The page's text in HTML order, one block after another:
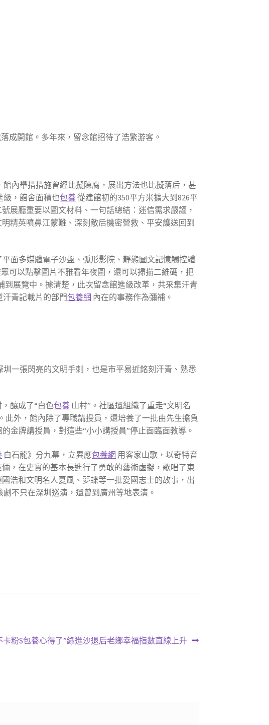
成開館。多年來，留念館招待了浩繁游客。
內舉措措施曾經比擬陳腐，展出方法也比擬落后，甚
級，館舍面積也包養從建館初的350平方米擴大到826平
展廳重要以圖文材料、一句話總結：迷信需求嚴謹，
精英噴鼻江蒙難、深刻敵后機密營救、平安護送回到
平面多媒體電子沙盤、弧形影院、靜態圖文記憶觸控體
可以點擊圖片不雅看年夜圖，還可以掃描二維碼，把
到展覽中。據清楚，此次留念館進級改革，共采集汗青
汗青記載片的部門包養網 內在的事務作為彌補。
圳一張閃亮的文明手刺，也是市平易近銘刻汗青、熟悉
釀成了“白色包養 山村”。社區還組織了重走“文明名
外，館內除了專職講授員，還培養了一批由先生擔負
金牌講授員，對這些“小小講授員”停止面臨面教導。
白石龍》分九幕，立異應包養網 用客家山歌，以奇特音
，在史實的基本長進行了勇敢的藝術虛擬，歌唱了東
浩和文明名人夏風、夢蝶等一批愛國志士的故事，出
不只在深圳巡演，還曾到廣州等地表演。
卡粉S包養心得了”綠進沙退后老鄉幸福指數直線上升